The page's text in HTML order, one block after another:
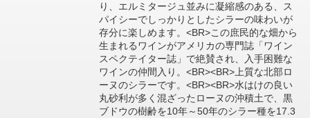
り、エルミタージュ並みに凝縮感のある、ス
パイシーでしっかりとしたシラーの味わいが
存分に楽しめます。<BR>この庶民的な畑から
生まれるワインがアメリカの専門誌「ワイン
スペクテイター誌」で絶賛され、入手困難な
ワインの仲間入り。<BR><BR>上質な北部ロ
ーヌのシラーです。<BR><BR>水はけの良い
丸砂利が多く混ざったローヌの沖積土で、黒
ブドウの樹齢を10年～50年のシラー種を17.3